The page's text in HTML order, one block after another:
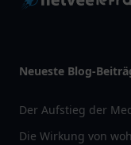
Neueste Blog-
Der Aufstieg der
Die Wirkung von